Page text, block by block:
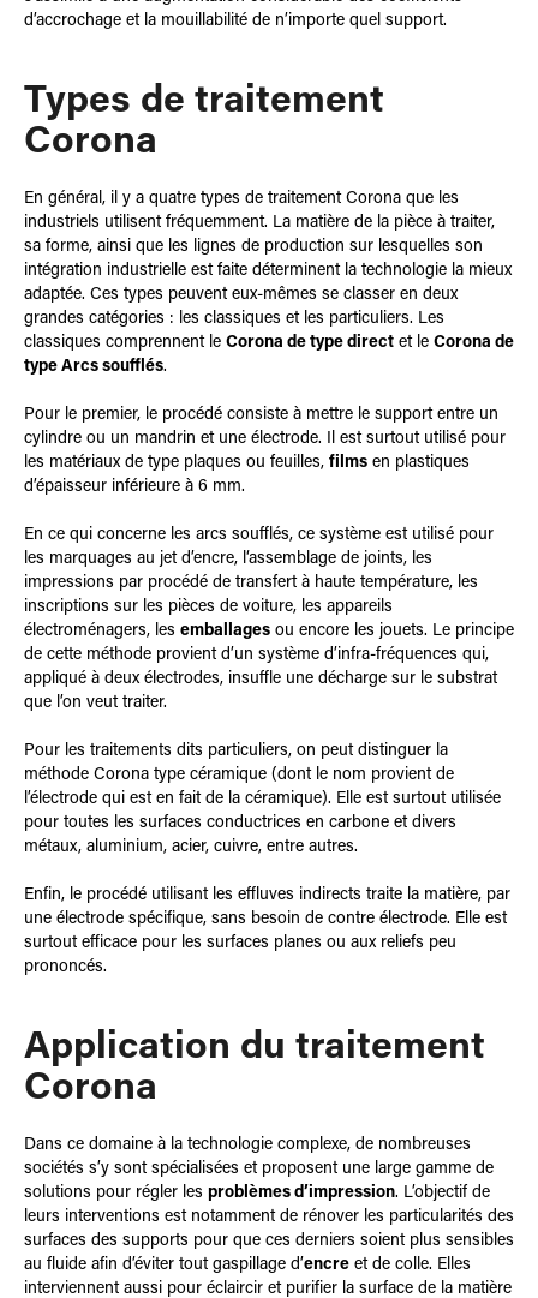
d’accrochage et la mouillabilité de n’importe quel support.
Types de traitement
Corona
En général, il y a quatre types de traitement Corona que les
industriels utilisent fréquemment. La matière de la pièce à traiter,
sa forme, ainsi que les lignes de production sur lesquelles son
intégration industrielle est faite déterminent la technologie la mieux
adaptée. Ces types peuvent eux-mêmes se classer en deux
grandes catégories : les classiques et les particuliers. Les
classiques comprennent le Corona de type direct et le Corona de
type Arcs soufflés.
Pour le premier, le procédé consiste à mettre le support entre un
cylindre ou un mandrin et une électrode. Il est surtout utilisé pour
les matériaux de type plaques ou feuilles, films en plastiques
d’épaisseur inférieure à 6 mm.
En ce qui concerne les arcs soufflés, ce système est utilisé pour
les marquages au jet d’encre, l‘assemblage de joints, les
impressions par procédé de transfert à haute température, les
inscriptions sur les pièces de voiture, les appareils
électroménagers, les emballages ou encore les jouets. Le principe
de cette méthode provient d’un système d’infra-fréquences qui,
appliqué à deux électrodes, insuffle une décharge sur le substrat
que l’on veut traiter.
Pour les traitements dits particuliers, on peut distinguer la
méthode Corona type céramique (dont le nom provient de
l’électrode qui est en fait de la céramique). Elle est surtout utilisée
pour toutes les surfaces conductrices en carbone et divers
métaux, aluminium, acier, cuivre, entre autres.
Enfin, le procédé utilisant les effluves indirects traite la matière, par
une électrode spécifique, sans besoin de contre électrode. Elle est
surtout efficace pour les surfaces planes ou aux reliefs peu
prononcés.
Application du traitement
Corona
Dans ce domaine à la technologie complexe, de nombreuses
sociétés s’y sont spécialisées et proposent une large gamme de
solutions pour régler les problèmes d’impression. L’objectif de
leurs interventions est notamment de rénover les particularités des
surfaces des supports pour que ces derniers soient plus sensibles
au fluide afin d’éviter tout gaspillage d’encre et de colle. Elles
interviennent aussi pour éclaircir et purifier la surface de la matière